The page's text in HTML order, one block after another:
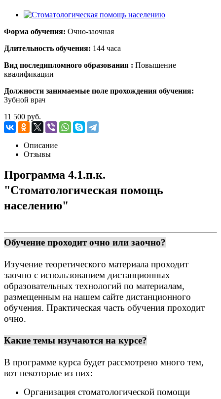
Форма обучения: Очно-заочная
Длительность обучения: 144 часа
Вид поcледипломного образования : Повышение
квалификации
Должности занимаемые поле прохождения обучения:
Зубной врач
11 500 руб.
Описание
Отзывы
Программа 4.1.п.к.
"Стоматологическая помощь
населению"
Обучение проходит очно или заочно?
Изучение теоретического материала проходит
заочно с использованием дистанционных
образовательных технологий по материалам,
размещенным на нашем сайте дистанционного
обучения. Практическая часть обучения проходит
очно.
Какие темы изучаются на курсе?
В программе курса будет рассмотрено много тем,
вот некоторые из них:
Организация стоматологической помощи